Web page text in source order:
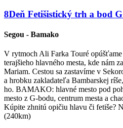
8Deň Fetišistický trh a bod G
Segou - Bamako
V rytmoch Ali Farka Touré
terajšieho hlavného mesta, kde nám
Mariam. Cestou sa zastavíme v
a hrobku zakladateľa Bambarskej
ho. BAMAKO: hlavné mesto pod
mesto z G-bodu, centrum mesta a
Kúpite zhnitú opičiu hlavu či fetiše?
(240km)